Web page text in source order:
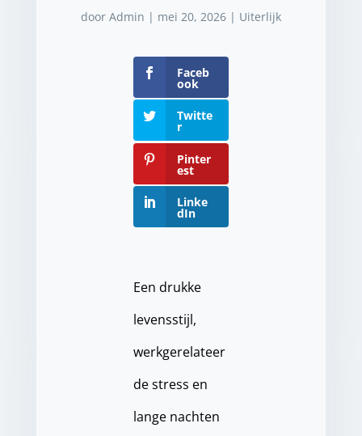
door Admin | mei 20, 2026| Uiterlijk
Faceb
ook
Twitte
r
Pinter
est
Linke
dIn
Een drukke
levensstijl,
werkgerelateer
de stress en
lange nachten